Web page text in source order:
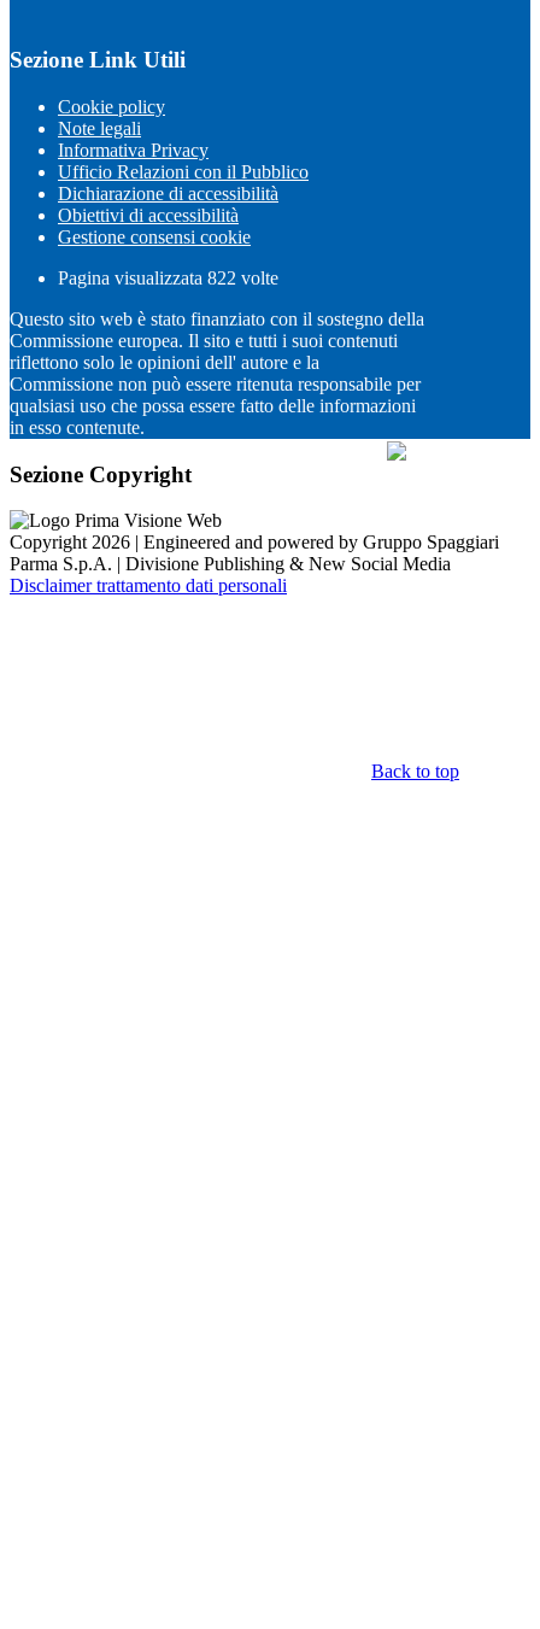
Sezione Link Utili
Cookie policy
Note legali
Informativa Privacy
Ufficio Relazioni con il Pubblico
Dichiarazione di accessibilità
Obiettivi di accessibilità
Gestione consensi cookie
Pagina visualizzata 822 volte
Questo sito web è stato finanziato con il sostegno della
Commissione europea. Il sito e tutti i suoi contenuti
riflettono solo le opinioni dell' autore e la
Commissione non può essere ritenuta responsabile per
qualsiasi uso che possa essere fatto delle informazioni
in esso contenute.
Sezione Copyright
Copyright 2026 | Engineered and powered by Gruppo Spaggiari
Parma S.p.A. | Divisione Publishing & New Social Media
Disclaimer trattamento dati personali
Back to top